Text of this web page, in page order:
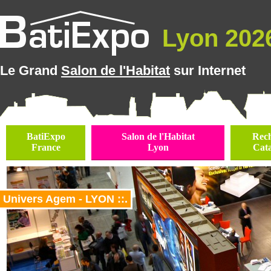
Lyon
Le Grand Salon de l'Habitat sur Internet
BatiExpo
France
Salon de l'Habitat
Lyon
Univers Agem - LYON ::.